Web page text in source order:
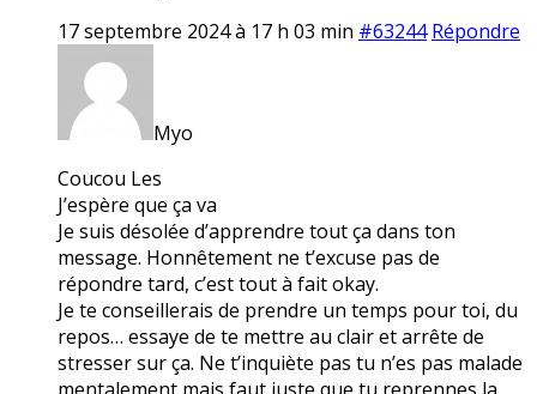
17 septembre 2024 à 17 h 03 min #63244 Répondre
Myo
Coucou Les
J’espère que ça va
Je suis désolée d’apprendre tout ça dans ton
message. Honnêtement ne t’excuse pas de
répondre tard, c’est tout à fait okay.
Je te conseillerais de prendre un temps pour toi, du
repos… essaye de te mettre au clair et arrête de
stresser sur ça. Ne t’inquiète pas tu n’es pas malade